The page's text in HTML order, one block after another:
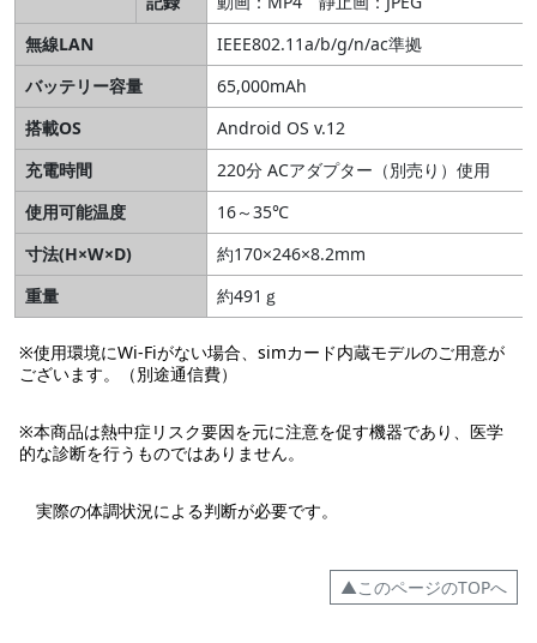
無線LAN
IEEE802.11a/b/g/n/ac準拠
バッテリー容量
65,000mAh
搭載OS
Android OS v.12
充電時間
220分 ACアダプター（別売り）使用
使用可能温度
16～35℃
寸法(H×W×D)
約170×246×8.2mm
重量
約491ｇ
※使用環境にWi-Fiがない場合、simカード内蔵モデルのご用意が
ございます。（別途通信費）
※本商品は熱中症リスク要因を元に注意を促す機器であり、医学
的な診断を行うものではありません。
実際の体調状況による判断が必要です。
▲このページのTOPへ